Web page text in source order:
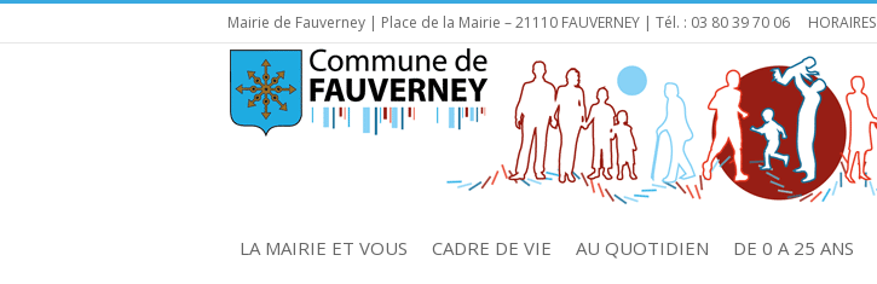
Mairie de Fauverney | Place de la Mairie – 21110 FAUVERNEY | Tél. : 03 80 39 70 06 HORAIRES
LA MAIRIE ET VOUS CADRE DE VIE AU QUOTIDIEN DE 0 A 25 ANS